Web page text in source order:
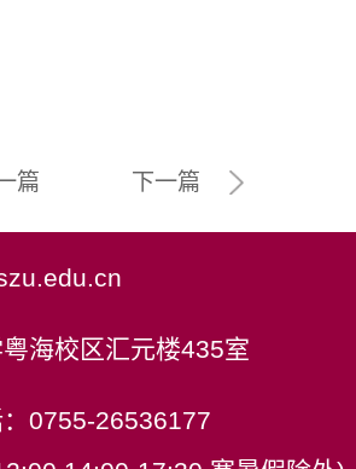
篇 下一篇
海校区汇元楼435室
0755-26536177